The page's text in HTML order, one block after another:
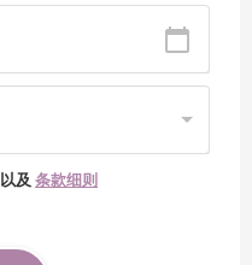
以及 条款细则